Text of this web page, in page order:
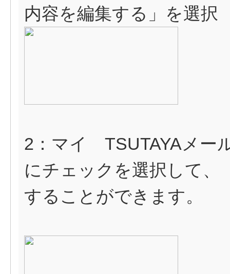
内容を編集する」を選択
2：マイ TSUTAYAメー
にチェックを選択して、
することができます。